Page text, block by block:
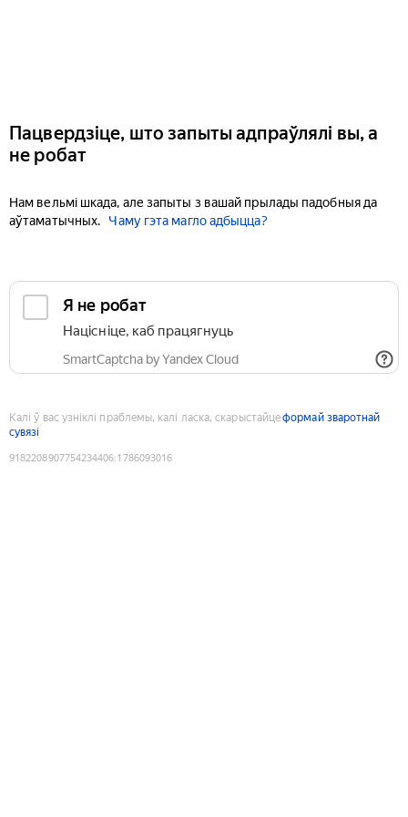
Пацвердзіце, што запыты адпраўлялі вы, а
не робат
Нам вельмі шкада, але запыты з вашай прылады падобныя да
аўтаматычных.
Чаму гэта магло адбыцца?
Я не робат
Націсніце, каб працягнуць
SmartCaptcha by Yandex Cloud
Калі ў вас узніклі праблемы, калі ласка, скарыстайцеформай зваротнай
сувязі
9182208907754234406:1786093016